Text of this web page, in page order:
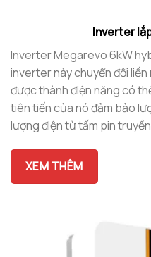
Inverter
Inverter Megarevo 6kW
inverter này chuyển đổi
được thành điện năng có
tiên tiến của nó đảm bảo
lượng điện từ tấm pin
XEM THÊM